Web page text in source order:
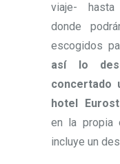
viaje- hasta
donde
escogidos
así lo
concertado
hotel
en la propia
incluye un